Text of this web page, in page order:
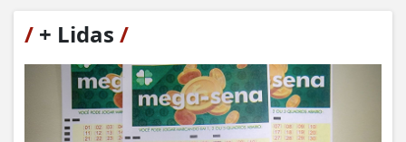
/ + Lidas /